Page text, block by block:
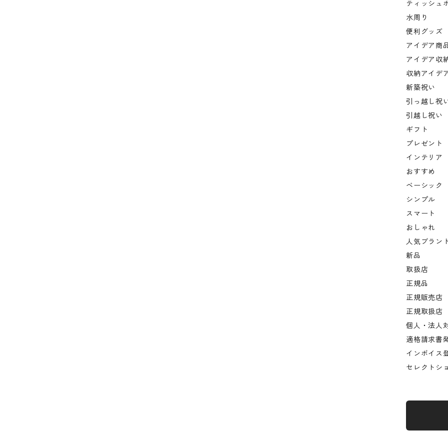
ティッシュ
水周り
便利グッズ
アイデア商
アイデア収
収納アイデ
新築祝い
引っ越し祝
引越し祝い
ギフト
プレゼント
インテリア
おすすめ
ベーシック
シンプル
スマート
おしゃれ
人気ブラン
新品
取扱店
正規品
正規販売店
正規取扱店
個人・法人
適格請求書
インボイス
セレクトシ